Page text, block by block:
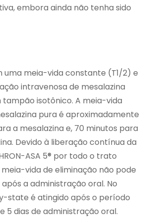
embora ainda não tenha sido
uma meia-vida constante (T1/2) e
intravenosa de mesalazina
tampão isotônico. A meia-vida
pura é aproximadamente
a mesalazina e, 70 minutos para
Devido à liberação contínua da
ASA 5® por todo o trato
vida de eliminação não pode
a administração oral. No
state é atingido após o período
5 dias de administração oral.